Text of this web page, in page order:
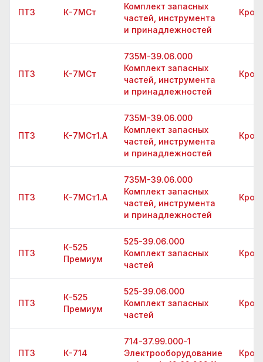
ПТЗ К-7МСт
Комплект запасных
частей, инструмента
и принадлежностей
ПТЗ К-7МСт
735М-39.06.000
Комплект запасных
частей, инструмента
и принадлежностей
ПТЗ К-7МСт1.А
735М-39.06.000
Комплект запасных
частей, инструмента
и принадлежностей
ПТЗ К-7МСт1.А
735М-39.06.000
Комплект запасных
частей, инструмента
и принадлежностей
ПТЗ
К-525
Премиум
525-39.06.000
Комплект запасных
частей
ПТЗ
К-525
Премиум
525-39.06.000
Комплект запасных
частей
ПТЗ К-714
714-37.99.000-1
Электрооборудование